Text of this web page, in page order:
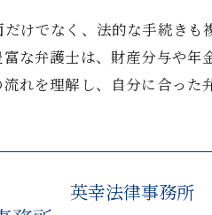
けでなく、法的な手続き
な弁護士は、財産分与や
れを理解し、自分に合った
英幸法律事務所